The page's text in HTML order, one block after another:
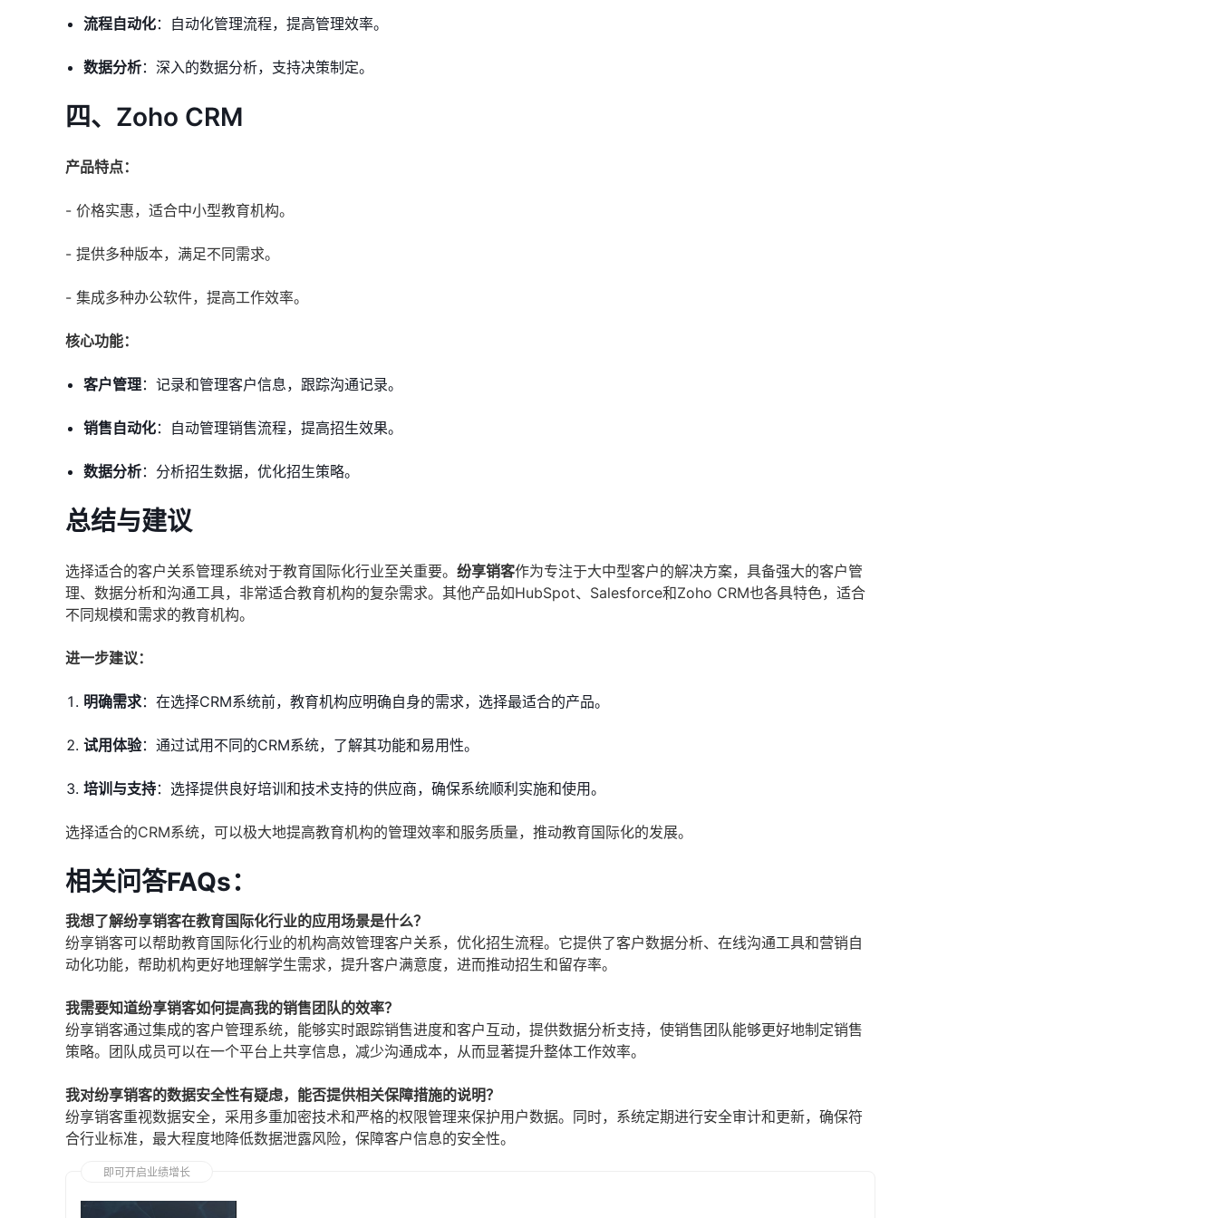
流程自动化：自动化管理流程，提高管理效率。
数据分析：深入的数据分析，支持决策制定。
四、Zoho CRM
产品特点：
- 价格实惠，适合中小型教育机构。
- 提供多种版本，满足不同需求。
- 集成多种办公软件，提高工作效率。
核心功能：
客户管理：记录和管理客户信息，跟踪沟通记录。
销售自动化：自动管理销售流程，提高招生效果。
数据分析：分析招生数据，优化招生策略。
总结与建议
选择适合的客户关系管理系统对于教育国际化行业至关重要。 纷享销客作为专注于大中型客户的解决方案，具备强大的客户管
理、数据分析和沟通工具，非常适合教育机构的复杂需求。其他产品如HubSpot、Salesforce和Zoho CRM也各具特色，适合
不同规模和需求的教育机构。
进一步建议：
明确需求：在选择CRM系统前，教育机构应明确自身的需求，选择最适合的产品。
试用体验：通过试用不同的CRM系统，了解其功能和易用性。
培训与支持：选择提供良好培训和技术支持的供应商，确保系统顺利实施和使用。
选择适合的CRM系统，可以极大地提高教育机构的管理效率和服务质量，推动教育国际化的发展。
相关问答FAQs：
我想了解纷享销客在教育国际化行业的应用场景是什么？
纷享销客可以帮助教育国际化行业的机构高效管理客户关系，优化招生流程。它提供了客户数据分析、在线沟通工具和营销自
动化功能，帮助机构更好地理解学生需求，提升客户满意度，进而推动招生和留存率。
我需要知道纷享销客如何提高我的销售团队的效率？
纷享销客通过集成的客户管理系统，能够实时跟踪销售进度和客户互动，提供数据分析支持，使销售团队能够更好地制定销售
策略。团队成员可以在一个平台上共享信息，减少沟通成本，从而显著提升整体工作效率。
我对纷享销客的数据安全性有疑虑，能否提供相关保障措施的说明？
纷享销客重视数据安全，采用多重加密技术和严格的权限管理来保护用户数据。同时，系统定期进行安全审计和更新，确保符
合行业标准，最大程度地降低数据泄露风险，保障客户信息的安全性。
即可开启业绩增长